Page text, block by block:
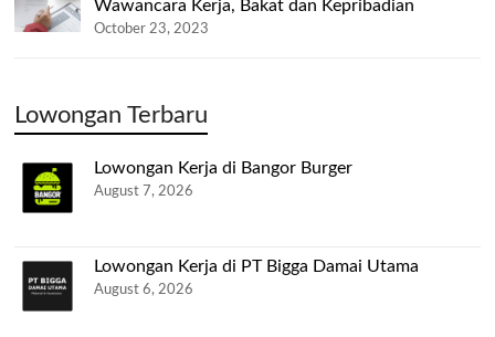
Wawancara Kerja, Bakat dan Kepribadian
October 23, 2023
Lowongan Terbaru
Lowongan Kerja di Bangor Burger
August 7, 2026
Lowongan Kerja di PT Bigga Damai Utama
August 6, 2026